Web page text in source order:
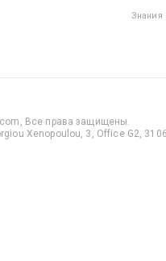
Знания
Все права защищены.
Xenopoulou, 3, Office G2,